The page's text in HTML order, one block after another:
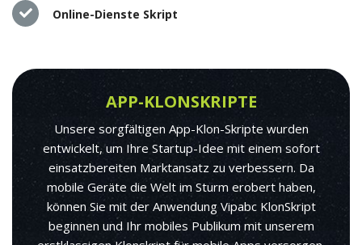
Online-Dienste Skript
APP-KLONSKRIPTE
Unsere sorgfältigen App-Klon-Skripte wurden
entwickelt, um Ihre Startup-Idee mit einem sofort
einsatzbereiten Marktansatz zu verbessern. Da
mobile Geräte die Welt im Sturm erobert haben,
können Sie mit der Anwendung Vipabc KlonSkript
beginnen und Ihr mobiles Publikum mit unserem